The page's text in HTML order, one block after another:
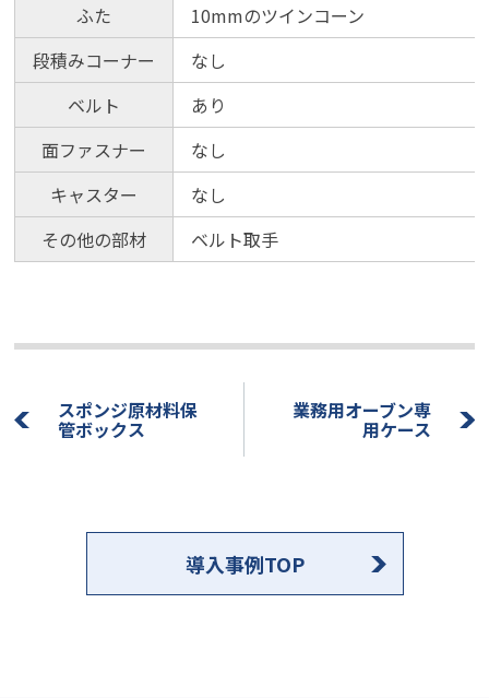
ふた
10mmのツインコーン
段積みコーナー
なし
ベルト
あり
面ファスナー
なし
キャスター
なし
その他の部材
ベルト取手
スポンジ原材料保
管ボックス
業務用オーブン専
用ケース
導入事例TOP